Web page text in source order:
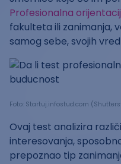
Profesionalna
fakulteta ili zanimanja,
samog sebe, svojih
Foto: Startuj.infostud.com
Ovaj test analizira
interesovanja,
prepoznao tip